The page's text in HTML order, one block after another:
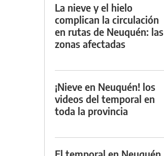
La nieve y el hielo
complican la circulación
en rutas de Neuquén: las
zonas afectadas
¡Nieve en Neuquén! los
videos del temporal en
toda la provincia